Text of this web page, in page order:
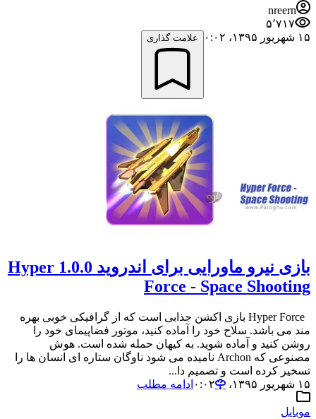
nreern
۵٬۷۱۷
۱۵ شهریور ۱۳۹۵،‏ ۰:۰۲
علامت گذاری
بازی نیرو ماورایی برای اندروید 1.0.0 Hyper
Force - Space Shooting
Hyper Force بازی اکشن جذابی است که از گرافیکی خوبی بهره
مند می باشد. سلاح خود را آماده کنید، موتور فضاپیمای خود را
روشن کنید و آماده شوید. به کیهان حمله شده است. هوش
مصنوعی که Archon نامیده می شود ناوگان ستاره ای انسان ها را
تسخیر کرده است و تصمیم دا...
۱۵ شهریور ۱۳۹۵،‏ ۰:۰۲
ادامه مطلب
موبایل